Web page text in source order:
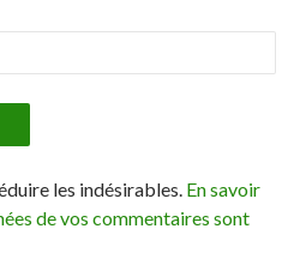
les indésirables. En savoir
de vos commentaires sont